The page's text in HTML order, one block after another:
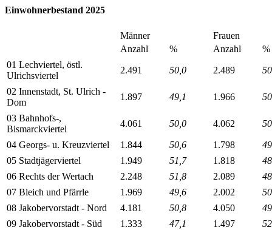
Einwohnerbestand 2025
Männer
Frauen
Anzahl
% Anzahl
%
01 Lechviertel, östl.
Ulrichsviertel
2.491 50,0 2.489
02 Innenstadt, St. Ulrich -
Dom
1.897 49,1 1.966
03 Bahnhofs-,
Bismarckviertel
4.061 50,0 4.062
04 Georgs- u. Kreuzviertel 1.844 50,6 1.798
05 Stadtjägerviertel
1.949 51,7 1.818
06 Rechts der Wertach
2.248 51,8 2.089
07 Bleich und Pfärrle
1.969 49,6 2.002
08 Jakobervorstadt - Nord
4.181 50,8 4.050
09 Jakobervorstadt - Süd
1.333 47,1 1.497